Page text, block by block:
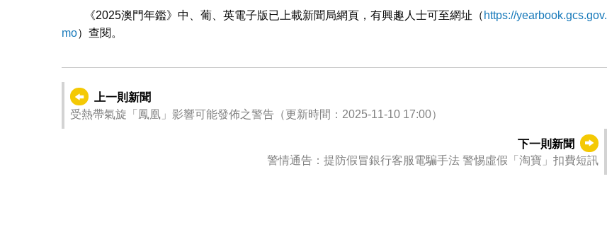
《2025澳門年鑑》中、葡、英電子版已上載新聞局網頁，有興趣人士可至網址（ https://yearbook.gcs.gov.
mo）查閱。
上一則新聞
受熱帶氣旋「鳳凰」影響可能發佈之警告（更新時間：2025-11-10 17:00）
下一則新聞
警情通告：提防假冒銀行客服電騙手法 警惕虛假「淘寶」扣費短訊